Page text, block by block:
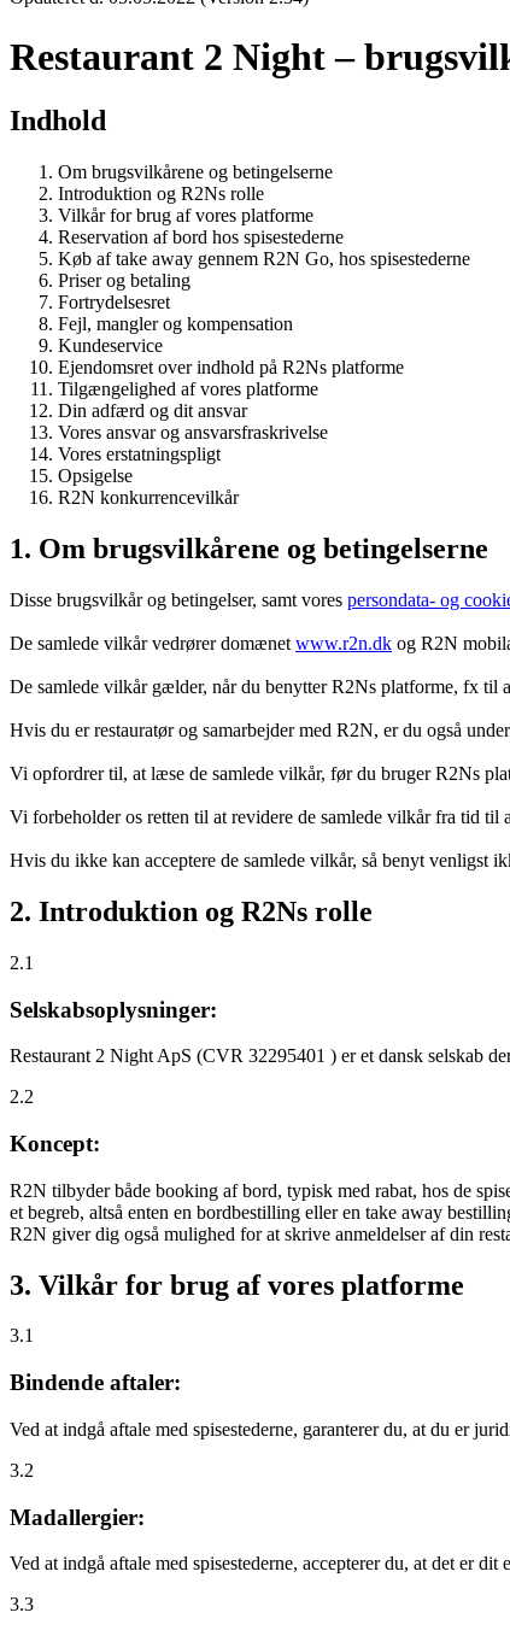
Restaurant 2 Night –
Indhold
Om brugsvilkårene og betingelserne
Introduktion og R2Ns rolle
Vilkår for brug af vores platforme
Reservation af bord hos spisestederne
Køb af take away gennem R2N Go, hos spisestederne
Priser og betaling
Fortrydelsesret
Fejl, mangler og kompensation
Kundeservice
Ejendomsret over indhold på R2Ns platforme
Tilgængelighed af vores platforme
Din adfærd og dit ansvar
Vores ansvar og ansvarsfraskrivelse
Vores erstatningspligt
Opsigelse
R2N konkurrencevilkår
1. Om brugsvilkårene og betingelserne
Disse brugsvilkår og betingelser, samt vores persondata- og
De samlede vilkår vedrører domænet www.r2n.dk og R2N
De samlede vilkår gælder, når du benytter R2Ns platforme, fx til
Hvis du er restauratør og samarbejder med R2N, er du også
Vi opfordrer til, at læse de samlede vilkår, før du bruger R2Ns
Vi forbeholder os retten til at revidere de samlede vilkår fra tid
Hvis du ikke kan acceptere de samlede vilkår, så benyt venligst
2. Introduktion og R2Ns rolle
2.1
Selskabsoplysninger:
Restaurant 2 Night ApS (CVR 32295401 ) er et dansk selskab
2.2
Koncept:
R2N tilbyder både booking af bord, typisk med rabat, hos de
et begreb, altså enten en bordbestilling eller en take away
R2N giver dig også mulighed for at skrive anmeldelser af din
3. Vilkår for brug af vores platforme
3.1
Bindende aftaler:
Ved at indgå aftale med spisestederne, garanterer du, at du er
3.2
Madallergier:
Ved at indgå aftale med spisestederne, accepterer du, at det er
3.3